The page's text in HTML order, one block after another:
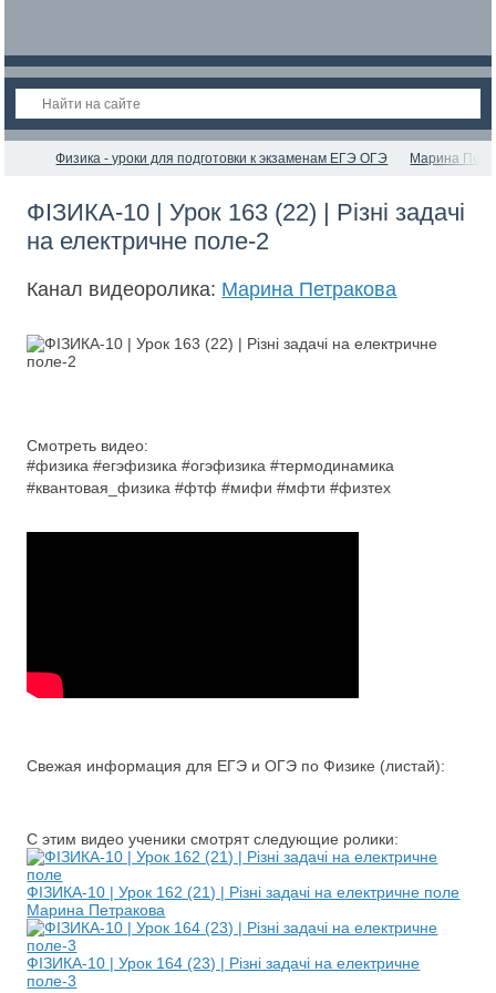
Физика - уроки для подготовки к экзаменам ЕГЭ ОГЭ Марина
ФІЗИКА-10 | Урок 163 (22) | Різні задачі
на електричне поле-2
Канал видеоролика: Марина Петракова
Смотреть видео:
#физика #егэфизика #огэфизика #термодинамика
#квантовая_физика #фтф #мифи #мфти #физтех
Свежая информация для ЕГЭ и ОГЭ по Физике (листай):
С этим видео ученики смотрят следующие ролики:
ФІЗИКА-10 | Урок 162 (21) | Різні задачі на електричне поле
Марина Петракова
ФІЗИКА-10 | Урок 164 (23) | Різні задачі на електричне
поле-3